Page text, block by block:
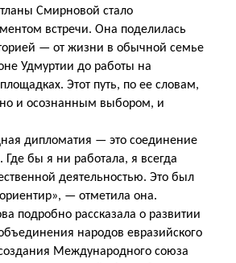
Смирновой стало
встречи. Она поделилась
— от жизни в обычной семье
Удмуртии до работы на
Этот путь, по ее словам,
и осознанным выбором, и
дипломатия — это соединение
бы я ни работала, я всегда
деятельностью. Это был
— отметила она.
подробно рассказала о развитии
народов евразийского
Международного союза